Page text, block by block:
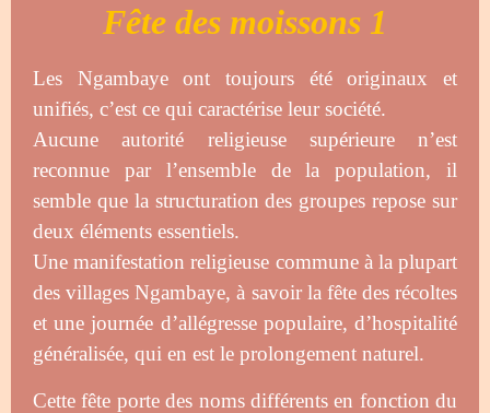
Fête des moissons 1
Les Ngambaye ont toujours été originaux et
unifiés, c’est ce qui caractérise leur société.
Aucune autorité religieuse supérieure n’est
reconnue par l’ensemble de la population, il
semble que la structuration des groupes repose sur
deux éléments essentiels.
Une manifestation religieuse commune à la plupart
des villages Ngambaye, à savoir la fête des récoltes
et une journée d’allégresse populaire, d’hospitalité
généralisée, qui en est le prolongement naturel.
Cette fête porte des noms différents en fonction du